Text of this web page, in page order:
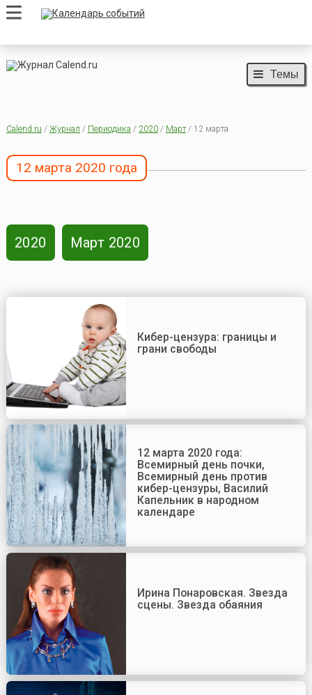
Темы
Calend.ru / Журнал / Периодика / 2020/ Март/ 12 марта
12 марта 2020 года
2020 Март 2020
Кибер-цензура: границы и
грани свободы
12 марта 2020 года:
Всемирный день почки,
Всемирный день против
кибер-цензуры, Василий
Капельник в народном
календаре
Ирина Понаровская. Звезда
сцены. Звезда обаяния